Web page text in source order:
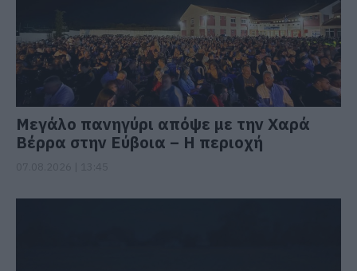
Μεγάλο πανηγύρι απόψε με την Χαρά
Βέρρα στην Εύβοια – Η περιοχή